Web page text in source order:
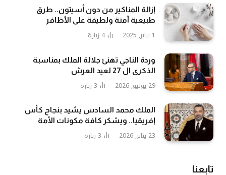
إزالة المناكير من دون أسيتون.. طرق
طبيعية آمنة ولطيفة على الأظافر
1 يناير, 2025 4 زيارة
وردة الناجي تهنئ جلالة الملك بمناسبة
الذكرى ال 27 لعيد العرش
29 يوليو, 2026 3 زيارة
الملك محمد السادس يشيد بنجاح كأس
إفريقيا.. ويشكر كافة مكونات الأمة
23 يناير, 2026 3 زيارة
تابعنا